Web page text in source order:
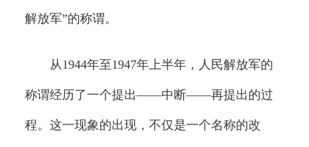
解放军”的称谓。
从1944年至1947年上半年，人民解放军的
称谓经历了一个提出——中断——再提出的过
程。这一现象的出现，不仅是一个名称的改